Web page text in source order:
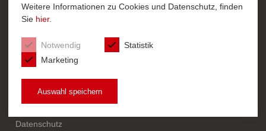
Weitere Informationen zu Cookies und Datenschutz, finden
Sie hier.
Notwendig
Statistik
Marketing
Auswahl speichern
Export
Startseite Kantonalverband
Datenschutz